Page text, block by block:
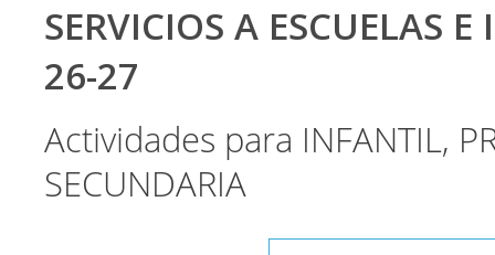
SERVICIOS A ESCUELAS
26-27
Actividades para INFANTIL,
SECUNDARIA